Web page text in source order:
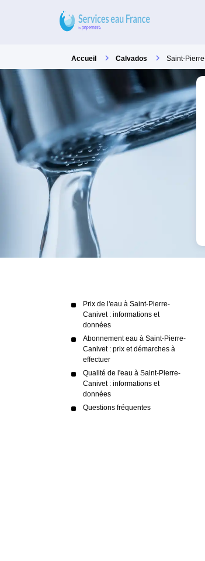
Accueil Calvados Saint-
Prix de l'eau à Saint-Pierre-
Canivet : informations et
données
Abonnement eau à Saint-Pierre-
Canivet : prix et démarches à
effectuer
Qualité de l'eau à Saint-Pierre-
Canivet : informations et
données
Questions fréquentes